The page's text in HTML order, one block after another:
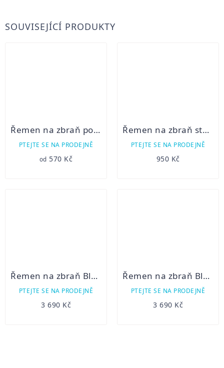
SOUVISEJÍCÍ PRODUKTY
Řemen na zbraň podšitý protiskluzovou gumou
PTEJTE SE NA PRODEJNĚ
od 570 Kč
Řemen na zbraň stahovací podšitý filcem
PTEJTE SE NA PRODEJNĚ
950 Kč
Řemen na zbraň Blaser kůže
PTEJTE SE NA PRODEJNĚ
3 690 Kč
Řemen na zbraň Blaser monza
PTEJTE SE NA PRODEJNĚ
3 690 Kč